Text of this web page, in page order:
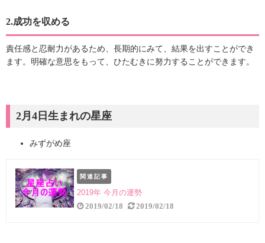
2.成功を収める
責任感と忍耐力があるため、長期的にみて、結果を出すことができ
ます。明確な意思をもって、ひたむきに努力することができます。
2月4日生まれの星座
みずがめ座
関連記事
2019年 今月の運勢
2019/02/18 2019/02/18